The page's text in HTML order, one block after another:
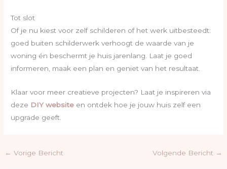
Tot slot
Of je nu kiest voor zelf schilderen of het werk uitbesteedt:
goed buiten schilderwerk verhoogt de waarde van je
woning én beschermt je huis jarenlang. Laat je goed
informeren, maak een plan en geniet van het resultaat.
Klaar voor meer creatieve projecten? Laat je inspireren via
deze DIY website en ontdek hoe je jouw huis zelf een
upgrade geeft.
← Vorige Bericht Volgende Bericht →